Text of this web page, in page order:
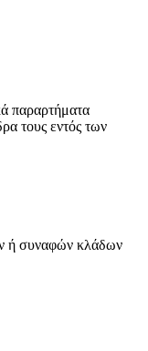
παραρτήματα
τους εντός των
ή συναφών κλάδων